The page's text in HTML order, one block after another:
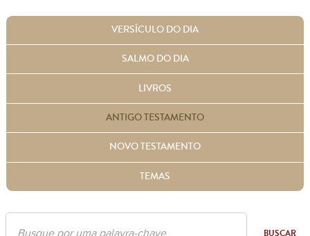
VERSÍCULO DO DIA
SALMO DO DIA
LIVROS
ANTIGO TESTAMENTO
NOVO TESTAMENTO
TEMAS
BUSCAR